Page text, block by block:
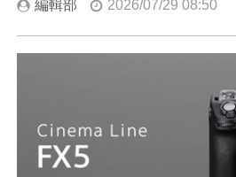
編輯部 2026/07/29 08:50